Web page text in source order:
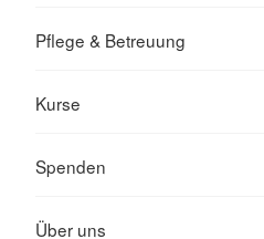
Pflege & Betreuung
Kurse
Spenden
Über uns